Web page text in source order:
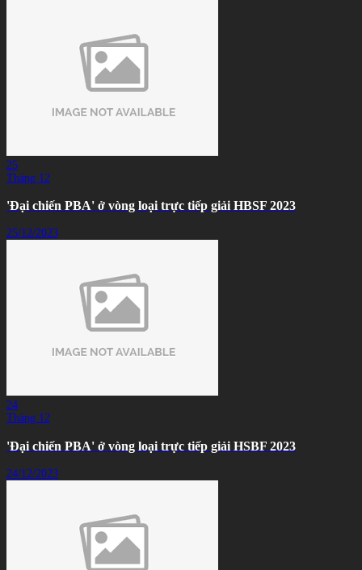
25
Tháng 12
'Đại chiến PBA' ở vòng loại trực tiếp giải HBSF 2023
25/12/2023
24
Tháng 12
'Đại chiến PBA' ở vòng loại trực tiếp giải HSBF 2023
24/12/2023